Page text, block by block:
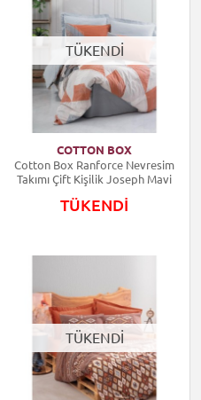
TÜKENDİ
COTTON BOX
Cotton Box Ranforce Nevresim
Takımı Çift Kişilik Joseph Mavi
TÜKENDİ
TÜKENDİ